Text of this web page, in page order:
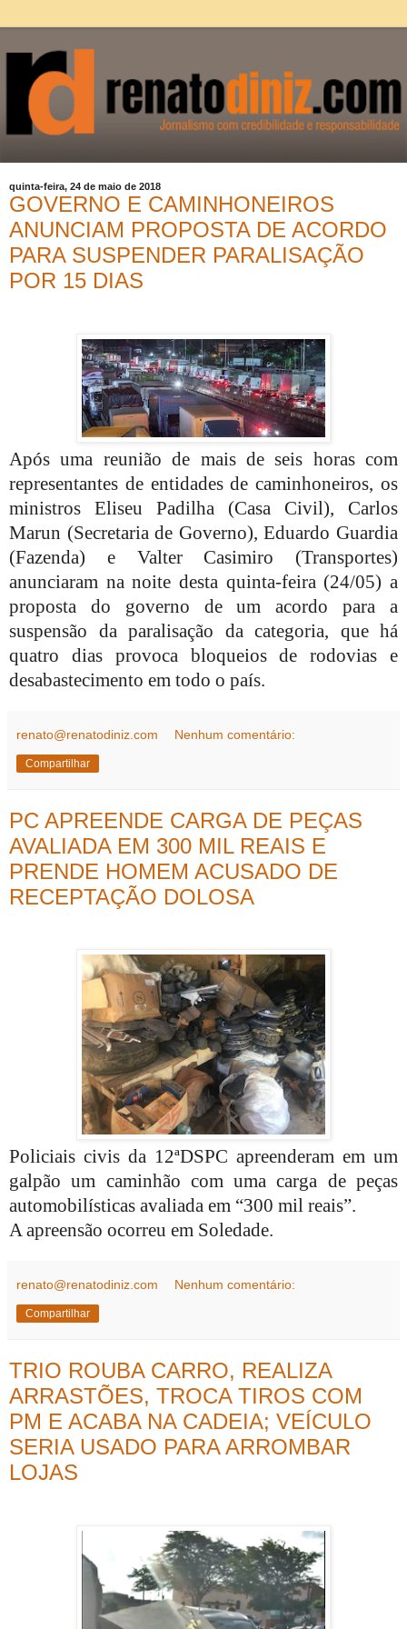
quinta-feira, 24 de maio de 2018
GOVERNO E CAMINHONEIROS
ANUNCIAM PROPOSTA DE ACORDO
PARA SUSPENDER PARALISAÇÃO
POR 15 DIAS
Após uma reunião de mais de seis horas com
representantes de entidades de caminhoneiros, os
ministros Eliseu Padilha (Casa Civil), Carlos
Marun (Secretaria de Governo), Eduardo Guardia
(Fazenda) e Valter Casimiro (Transportes)
anunciaram na noite desta quinta-feira (24/05) a
proposta do governo de um acordo para a
suspensão da paralisação da categoria, que há
quatro dias provoca bloqueios de rodovias e
desabastecimento em todo o país.
renato@renatodiniz.com Nenhum comentário:
Compartilhar
PC APREENDE CARGA DE PEÇAS
AVALIADA EM 300 MIL REAIS E
PRENDE HOMEM ACUSADO DE
RECEPTAÇÃO DOLOSA
Policiais civis da 12ªDSPC apreenderam em um
galpão um caminhão com uma carga de peças
automobilísticas avaliada em “300 mil reais”.
A apreensão ocorreu em Soledade.
renato@renatodiniz.com Nenhum comentário:
Compartilhar
TRIO ROUBA CARRO, REALIZA
ARRASTÕES, TROCA TIROS COM
PM E ACABA NA CADEIA; VEÍCULO
SERIA USADO PARA ARROMBAR
LOJAS